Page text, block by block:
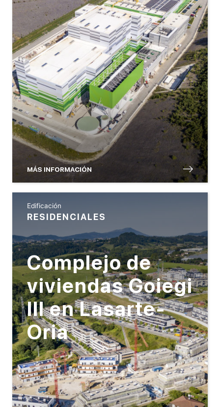
MÁS INFORMACIÓN
Edificación
RESIDENCIALES
Complejo de
viviendas Goiegi
III en Lasarte-
Oria